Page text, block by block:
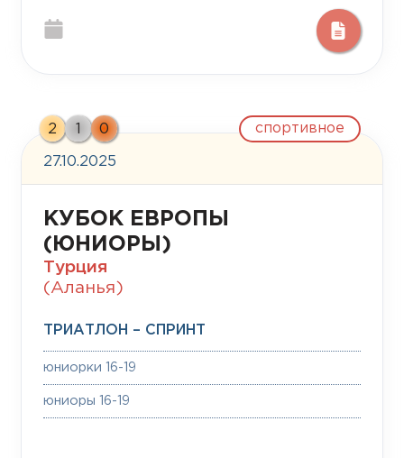
27.10.2025
спортивное
2 1 0
КУБОК ЕВРОПЫ
(ЮНИОРЫ)
Турция
(Аланья)
ТРИАТЛОН – СПРИНТ
юниорки 16-19
юниоры 16-19